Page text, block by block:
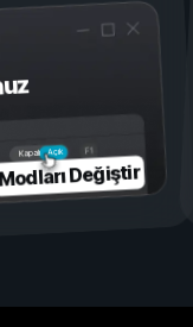
Açık
Kapalı
Değiştir